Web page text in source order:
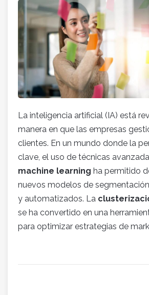
La inteligencia artificial (IA) está
manera en que las empresas
clientes. En un mundo donde la
clave, el uso de técnicas
machine learning ha permitido
nuevos modelos de
y automatizados. La
se ha convertido en una
para optimizar estrategias de